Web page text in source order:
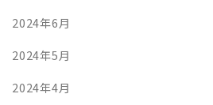
2024年6月
2024年5月
2024年4月